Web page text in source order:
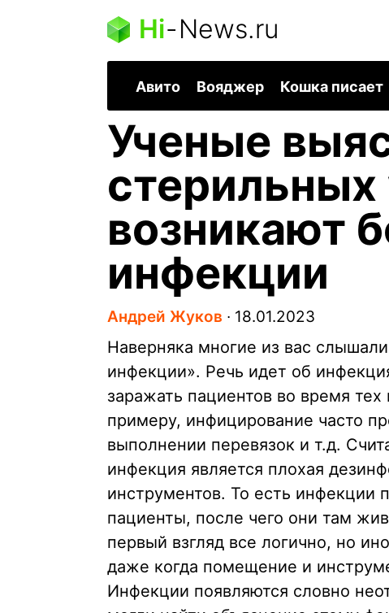
Hi-News.ru
Авито Вояджер Кошка писает
Ученые
стерильных
возникают
инфекции
Андрей Жуков ∙ 18.01.2023
Наверняка многие из вас
инфекции». Речь идет об
заражать пациентов во время
примеру, инфицирование часто
выполнении перевязок и т.д.
инфекция является плохая
инструментов. То есть инфекции
пациенты, после чего они там
первый взгляд все логично, но
даже когда помещение и
Инфекции появляются словно